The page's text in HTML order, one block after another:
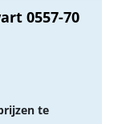
0557-70
te